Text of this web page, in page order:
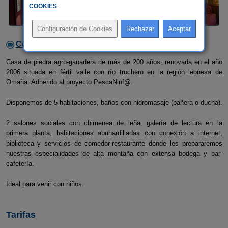
Contactar con el alojamiento
Casa de piedra agro-ganadera de más de 200 años, renovada en el año
2006 situada en fértil valle con río truchero en la región leonesa de
Omaña. Adherido al proyecto PescaNinf@.
Disponemos de 5 habitaciones, baños con hidromasaje (bañera o ducha).
2 salones sociales con chimenea de leña, galería de lectura en la
primera planta, habitaciones abuhardilladas con conexión a internet,
biblioteca y servicios de comedor-restaurante donde les prepararemos
nuestras especialidades de alta montaña con extensa bodega y bar-
cafetería.
Ideal para venir con niños.
Tarifas
COOKIES.